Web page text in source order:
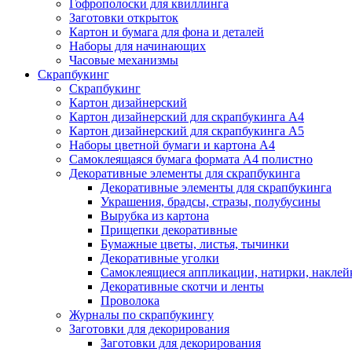
Гофрополоски для квиллинга
Заготовки открыток
Картон и бумага для фона и деталей
Наборы для начинающих
Часовые механизмы
Скрапбукинг
Скрапбукинг
Картон дизайнерский
Картон дизайнерский для скрапбукинга А4
Картон дизайнерский для скрапбукинга А5
Наборы цветной бумаги и картона А4
Самоклеящаяся бумага формата А4 полистно
Декоративные элементы для скрапбукинга
Декоративные элементы для скрапбукинга
Украшения, брадсы, стразы, полубусины
Вырубка из картона
Прищепки декоративные
Бумажные цветы, листья, тычинки
Декоративные уголки
Самоклеящиеся аппликации, натирки,
Декоративные скотчи и ленты
Проволока
Журналы по скрапбукингу
Заготовки для декорирования
Заготовки для декорирования